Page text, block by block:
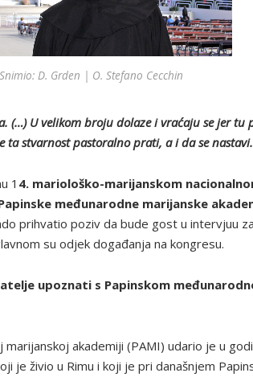
Snimio: D. Grden | O. Stefano Cecchin
(…) U velikom broju dolaze i vraćaju se jer tu
ta stvarnost pastoralno prati, a i da se
1 4. mariološko-marijanskom
međunarodne marijanske
prihvatio poziv da bude gost u intervjuu
su odjek događanja na kongresu.
upoznati s Papinskom
akademiji (PAMI) udario je u
je živio u Rimu i koji je pri današnjem